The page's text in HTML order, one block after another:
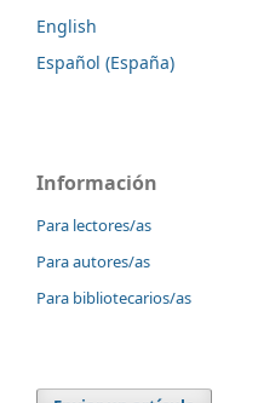
English
Español (España)
Información
Para lectores/as
Para autores/as
Para bibliotecarios/as